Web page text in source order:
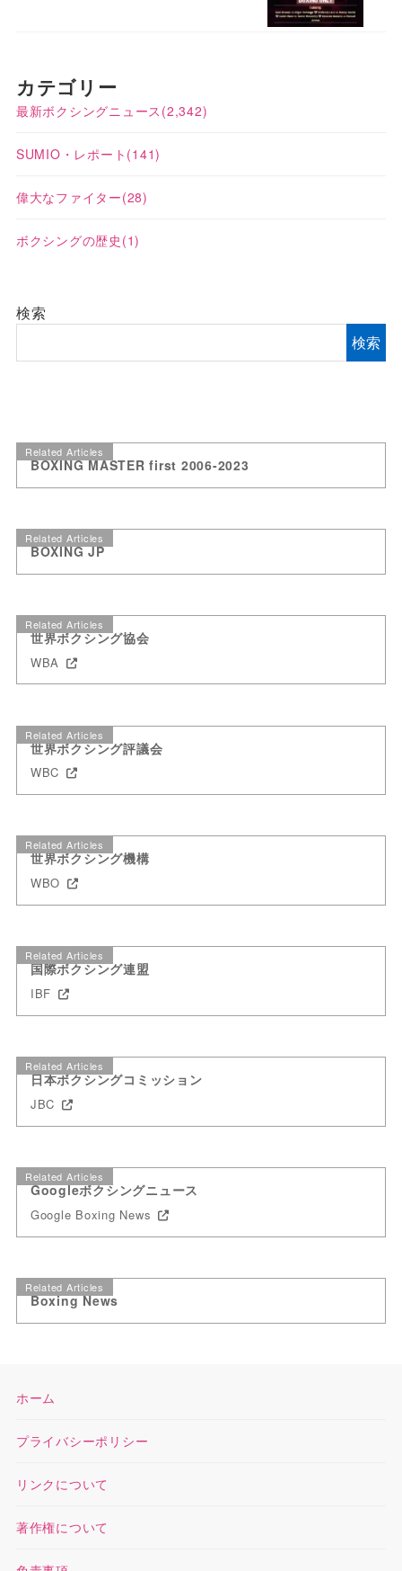
カテゴリー
最新ボクシングニュース (2,342)
SUMIO・レポート (141)
偉大なファイター(28)
ボクシングの歴史 (1)
検索
検索
Related Articles
BOXING MASTER first 2006-2023
Related Articles
BOXING JP
Related Articles
世界ボクシング協会
WBA
Related Articles
世界ボクシング評議会
WBC
Related Articles
世界ボクシング機構
WBO
Related Articles
国際ボクシング連盟
IBF
Related Articles
日本ボクシングコミッション
JBC
Related Articles
Googleボクシングニュース
Google Boxing News
Related Articles
Boxing News
ホーム
プライバシーポリシー
リンクについて
著作権について